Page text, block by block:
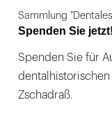
Sammlung
Spenden Sie jetzt!
Spenden Sie für
Zschadraß.